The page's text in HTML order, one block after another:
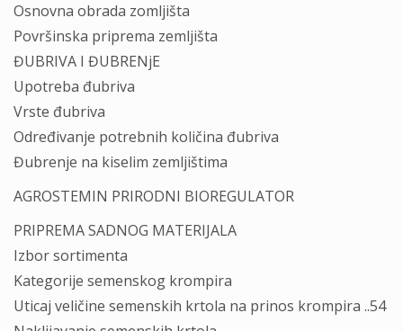
Osnovna obrada zomljišta
Površinska priprema zemljišta
ĐUBRIVA I ĐUBRENјE
Upotreba đubriva
Vrste đubriva
Određivanje potrebnih količina đubriva
Đubrenje na kiselim zemljištima
AGROSTEMIN PRIRODNI BIOREGULATOR
PRIPREMA SADNOG MATERIJALA
Izbor sortimenta
Kategorije semenskog krompira
Uticaj veličine semenskih krtola na prinos krompira ..54